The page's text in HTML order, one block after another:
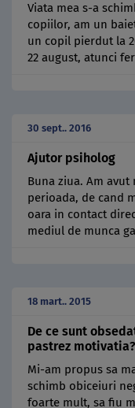
Viata mea s-a
copiilor, am un
un copil pierdut la
22 august, atunci
30 sept.. 2016
Ajutor psiholog
Buna ziua. Am
perioada, de cand
oara in contact
mediul de munca
18 mart.. 2015
De ce sunt
pastrez motivatia?
Mi-am propus sa
schimb obiceiuri
foarte mult, sa fiu